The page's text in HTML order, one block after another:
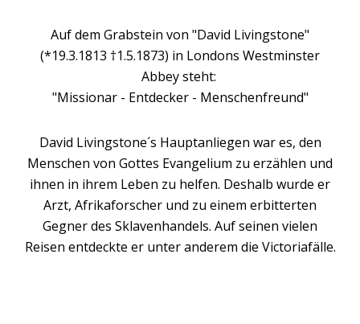
Auf dem Grabstein von "David Livingstone"
(*19.3.1813 †1.5.1873) in Londons Westminster
Abbey steht:
"Missionar - Entdecker - Menschenfreund"
David Livingstone´s Hauptanliegen war es, den
Menschen von Gottes Evangelium zu erzählen und
ihnen in ihrem Leben zu helfen. Deshalb wurde er
Arzt, Afrikaforscher und zu einem erbitterten
Gegner des Sklavenhandels. Auf seinen vielen
Reisen entdeckte er unter anderem die Victoriafälle.